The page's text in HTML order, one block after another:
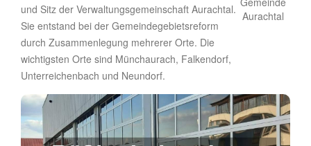
und Sitz der Verwaltungsgemeinschaft Aurachtal.
Sie entstand bei der Gemeindegebietsreform
durch Zusammenlegung mehrerer Orte. Die
wichtigsten Orte sind Münchaurach, Falkendorf,
Unterreichenbach und Neundorf.